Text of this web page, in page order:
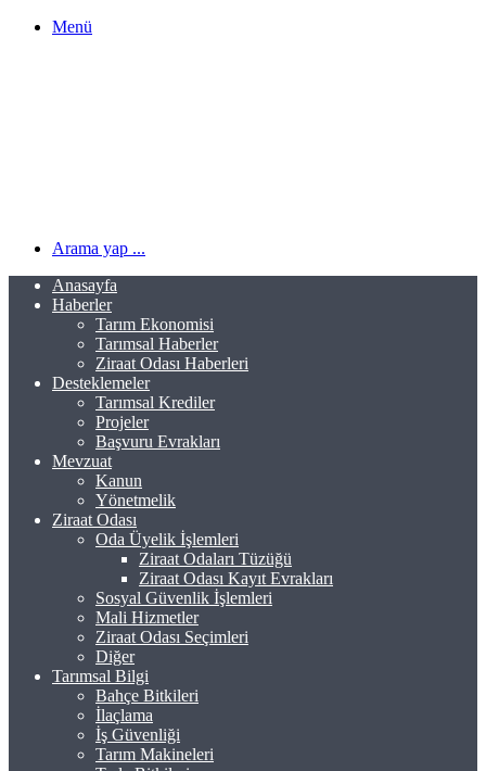
Menü
Arama yap ...
Anasayfa
Haberler
Tarım Ekonomisi
Tarımsal Haberler
Ziraat Odası Haberleri
Desteklemeler
Tarımsal Krediler
Projeler
Başvuru Evrakları
Mevzuat
Kanun
Yönetmelik
Ziraat Odası
Oda Üyelik İşlemleri
Ziraat Odaları Tüzüğü
Ziraat Odası Kayıt Evrakları
Sosyal Güvenlik İşlemleri
Mali Hizmetler
Ziraat Odası Seçimleri
Diğer
Tarımsal Bilgi
Bahçe Bitkileri
İlaçlama
İş Güvenliği
Tarım Makineleri